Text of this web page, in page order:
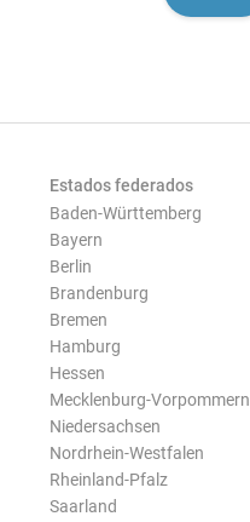
Estados federados
Baden-Württemberg
Bayern
Berlin
Brandenburg
Bremen
Hamburg
Hessen
Mecklenburg-Vorpommern
Niedersachsen
Nordrhein-Westfalen
Rheinland-Pfalz
Saarland